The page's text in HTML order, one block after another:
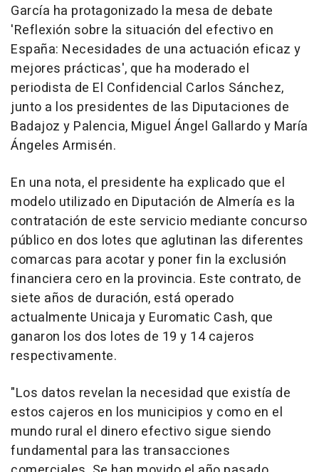
García ha protagonizado la mesa de debate
'Reflexión sobre la situación del efectivo en
España: Necesidades de una actuación eficaz y
mejores prácticas', que ha moderado el
periodista de El Confidencial Carlos Sánchez,
junto a los presidentes de las Diputaciones de
Badajoz y Palencia, Miguel Ángel Gallardo y María
Ángeles Armisén.
En una nota, el presidente ha explicado que el
modelo utilizado en Diputación de Almería es la
contratación de este servicio mediante concurso
público en dos lotes que aglutinan las diferentes
comarcas para acotar y poner fin la exclusión
financiera cero en la provincia. Este contrato, de
siete años de duración, está operado
actualmente Unicaja y Euromatic Cash, que
ganaron los dos lotes de 19 y 14 cajeros
respectivamente.
"Los datos revelan la necesidad que existía de
estos cajeros en los municipios y como en el
mundo rural el dinero efectivo sigue siendo
fundamental para las transacciones